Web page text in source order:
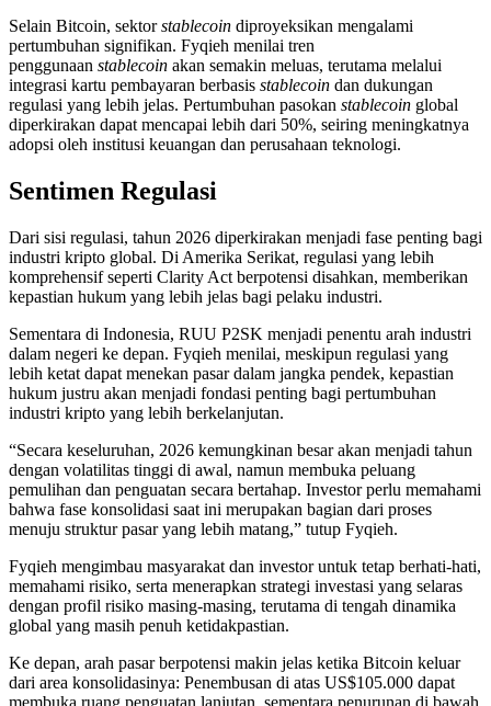
Selain Bitcoin, sektorstablecoin diproyeksikan mengalami
pertumbuhan signifikan. Fyqieh menilai tren
penggunaan stablecoin akan semakin meluas, terutama melalui
integrasi kartu pembayaran berbasis stablecoin dan dukungan
regulasi yang lebih jelas. Pertumbuhan pasokan stablecoin global
diperkirakan dapat mencapai lebih dari 50%, seiring meningkatnya
adopsi oleh institusi keuangan dan perusahaan teknologi.
Sentimen Regulasi
Dari sisi regulasi, tahun 2026 diperkirakan menjadi fase penting bagi
industri kripto global. Di Amerika Serikat, regulasi yang lebih
komprehensif seperti Clarity Act berpotensi disahkan, memberikan
kepastian hukum yang lebih jelas bagi pelaku industri.
Sementara di Indonesia, RUU P2SK menjadi penentu arah industri
dalam negeri ke depan. Fyqieh menilai, meskipun regulasi yang
lebih ketat dapat menekan pasar dalam jangka pendek, kepastian
hukum justru akan menjadi fondasi penting bagi pertumbuhan
industri kripto yang lebih berkelanjutan.
“Secara keseluruhan, 2026 kemungkinan besar akan menjadi tahun
dengan volatilitas tinggi di awal, namun membuka peluang
pemulihan dan penguatan secara bertahap. Investor perlu memahami
bahwa fase konsolidasi saat ini merupakan bagian dari proses
menuju struktur pasar yang lebih matang,” tutup Fyqieh.
Fyqieh mengimbau masyarakat dan investor untuk tetap berhati-hati,
memahami risiko, serta menerapkan strategi investasi yang selaras
dengan profil risiko masing-masing, terutama di tengah dinamika
global yang masih penuh ketidakpastian.
Ke depan, arah pasar berpotensi makin jelas ketika Bitcoin keluar
dari area konsolidasinya: Penembusan di atas US$105.000 dapat
membuka ruang penguatan lanjutan, sementara penurunan di bawah